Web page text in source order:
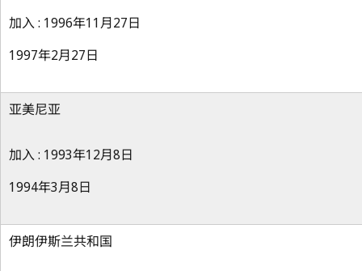
加入 : 1996年11月27日
1997年2月27日
亚美尼亚
加入 : 1993年12月8日
1994年3月8日
伊朗伊斯兰共和国